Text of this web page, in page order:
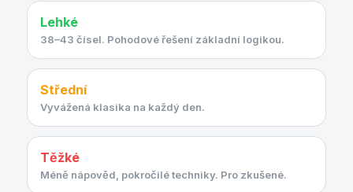
Lehké
38–43 čísel. Pohodové řešení základní logikou.
Střední
Vyvážená klasika na každý den.
Těžké
Méně nápověd, pokročilé techniky. Pro zkušené.